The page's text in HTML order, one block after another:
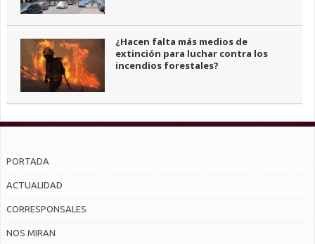
¿Hacen falta más medios de
extinción para luchar contra los
incendios forestales?
PORTADA
ACTUALIDAD
CORRESPONSALES
NOS MIRAN